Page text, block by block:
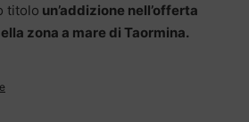
titolo un’addizione nell’offerta
zona a mare di Taormina.